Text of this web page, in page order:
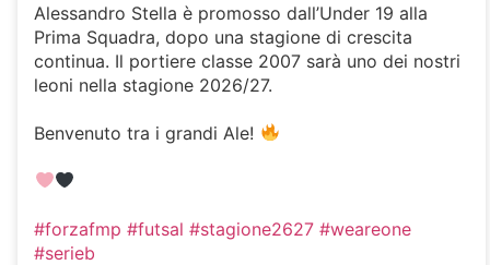
Alessandro Stella è promosso dall’Under 19 alla
Prima Squadra, dopo una stagione di crescita
continua. Il portiere classe 2007 sarà uno dei nostri
leoni nella stagione 2026/27.
Benvenuto tra i grandi Ale!
#forzafmp #futsal #stagione2627 #weareone
#serieb